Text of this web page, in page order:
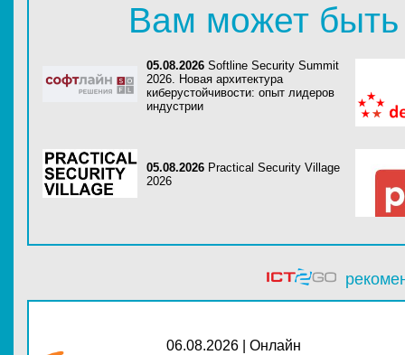
Вам может быть
05.08.2026 Softline Security Summit
2026. Новая архитектура
киберустойчивости: опыт лидеров
индустрии
05.08.2026 Practical Security Village
2026
06.08.2026 | Онлайн